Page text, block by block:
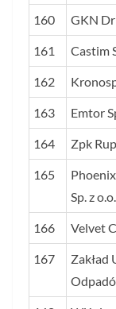
160 GKN
161 Castim
162
163 Emtor
164 Zpk
165
Sp. z o.o.
166 Velvet
167
Zakład